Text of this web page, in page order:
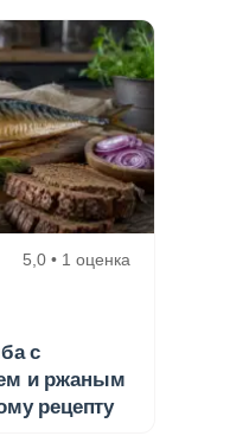
5,0 • 1 оценка
с
и ржаным
рецепту